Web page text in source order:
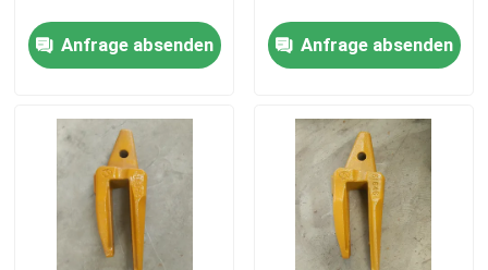
Nachrichten
Fordern Sie ein Zitat
Komatsu-Baggerschaufelzahn
Baggertrennmaschinenzahn
Anfrage absenden Anfrage absenden